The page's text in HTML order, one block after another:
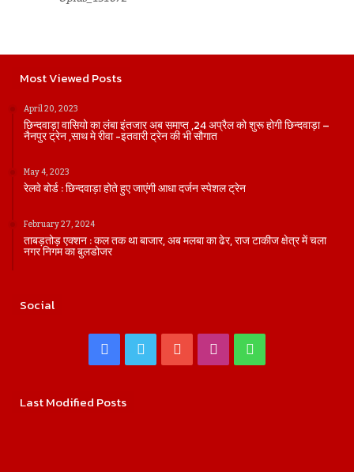
Most Viewed Posts
April 20, 2023
छिन्दवाड़ा वासियो का लंबा इंतजार अब समाप्त ,24 अप्रैल को शुरू होगी छिन्दवाड़ा –
नैनपुर ट्रेन ,साथ मे रीवा -इतवारी ट्रेन की भी सौगात
May 4, 2023
रेलवे बोर्ड : छिन्दवाड़ा होते हुए जाएंगी आधा दर्जन स्पेशल ट्रेन
February 27, 2024
ताबड़तोड़ एक्शन : कल तक था बाजार, अब मलबा का ढेर, राज टाकीज क्षेत्र में चला
नगर निगम का बुलडोजर
Social
Facebook
Twitter YouTubeInstagram
Last Modified Posts